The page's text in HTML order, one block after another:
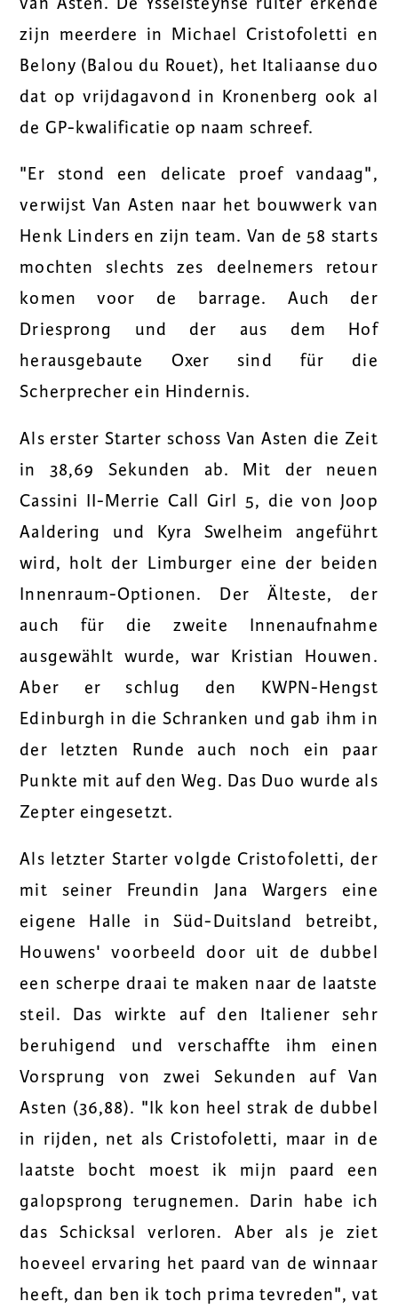
zijn meerdere in Michael Cristofoletti en
Belony (Balou du Rouet), het Italiaanse duo
dat op vrijdagavond in Kronenberg ook al
de GP-kwalificatie op naam schreef.
"Er stond een delicate proef vandaag",
verwijst Van Asten naar het bouwwerk van
Henk Linders en zijn team. Van de 58 starts
mochten slechts zes deelnemers retour
komen voor de barrage. Auch der
Driesprong und der aus dem Hof
herausgebaute Oxer sind für die
Scherprecher ein Hindernis.
Als erster Starter schoss Van Asten die Zeit
in 38,69 Sekunden ab. Mit der neuen
Cassini II-Merrie Call Girl 5, die von Joop
Aaldering und Kyra Swelheim angeführt
wird, holt der Limburger eine der beiden
Innenraum-Optionen. Der Älteste, der
auch für die zweite Innenaufnahme
ausgewählt wurde, war Kristian Houwen.
Aber er schlug den KWPN-Hengst
Edinburgh in die Schranken und gab ihm in
der letzten Runde auch noch ein paar
Punkte mit auf den Weg. Das Duo wurde als
Zepter eingesetzt.
Als letzter Starter volgde Cristofoletti, der
mit seiner Freundin Jana Wargers eine
eigene Halle in Süd-Duitsland betreibt,
Houwens' voorbeeld door uit de dubbel
een scherpe draai te maken naar de laatste
steil. Das wirkte auf den Italiener sehr
beruhigend und verschaffte ihm einen
Vorsprung von zwei Sekunden auf Van
Asten (36,88). "Ik kon heel strak de dubbel
in rijden, net als Cristofoletti, maar in de
laatste bocht moest ik mijn paard een
galopsprong terugnemen. Darin habe ich
das Schicksal verloren. Aber als je ziet
hoeveel ervaring het paard van de winnaar
heeft, dan ben ik toch prima tevreden", vat